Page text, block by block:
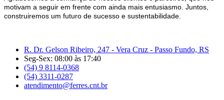
motivam a seguir em frente com ainda mais entusiasmo. Juntos,
construiremos um futuro de sucesso e sustentabilidade.
R. Dr. Gelson Ribeiro, 247 - Vera Cruz - Passo Fundo, RS
Seg-Sex: 08:00 às 17:40
(54) 9 8114-0368
(54) 3311-0287
atendimento@ferres.cnt.br